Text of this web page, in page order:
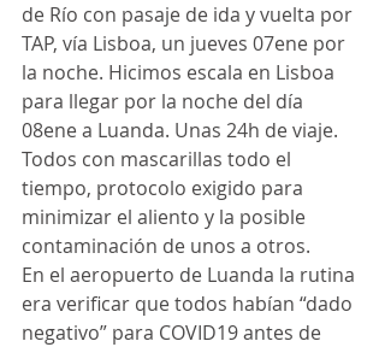
de Río con pasaje de ida y vuelta por
TAP, vía Lisboa, un jueves 07ene por
la noche. Hicimos escala en Lisboa
para llegar por la noche del día
08ene a Luanda. Unas 24h de viaje.
Todos con mascarillas todo el
tiempo, protocolo exigido para
minimizar el aliento y la posible
contaminación de unos a otros.
En el aeropuerto de Luanda la rutina
era verificar que todos habían “dado
negativo” para COVID19 antes de